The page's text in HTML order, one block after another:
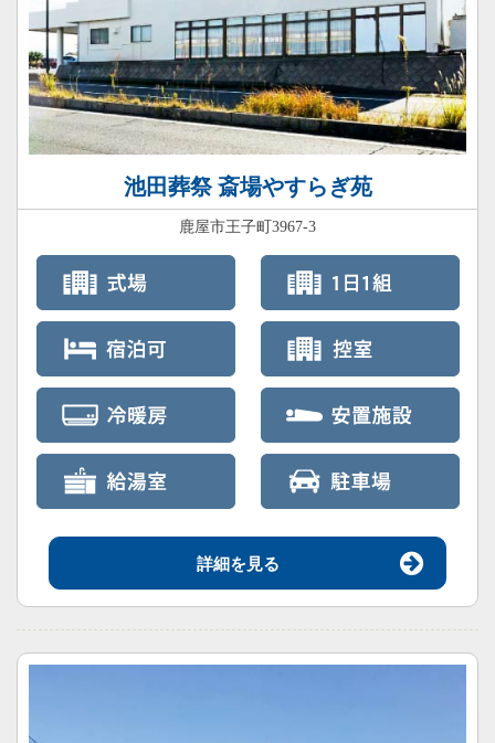
池田葬祭 斎場やすらぎ苑
鹿屋市王子町3967-3
詳細を見る